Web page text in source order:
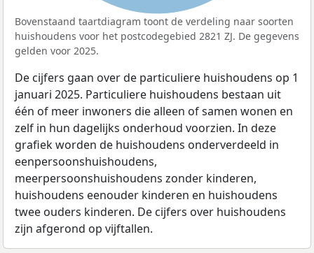
Bovenstaand taartdiagram toont de verdeling naar soorten
huishoudens voor het postcodegebied 2821 ZJ. De gegevens
gelden voor 2025.
De cijfers gaan over de particuliere huishoudens op 1
januari 2025. Particuliere huishoudens bestaan uit
één of meer inwoners die alleen of samen wonen en
zelf in hun dagelijks onderhoud voorzien. In deze
grafiek worden de huishoudens onderverdeeld in
eenpersoonshuishoudens,
meerpersoonshuishoudens zonder kinderen,
huishoudens eenouder kinderen en huishoudens
twee ouders kinderen. De cijfers over huishoudens
zijn afgerond op vijftallen.